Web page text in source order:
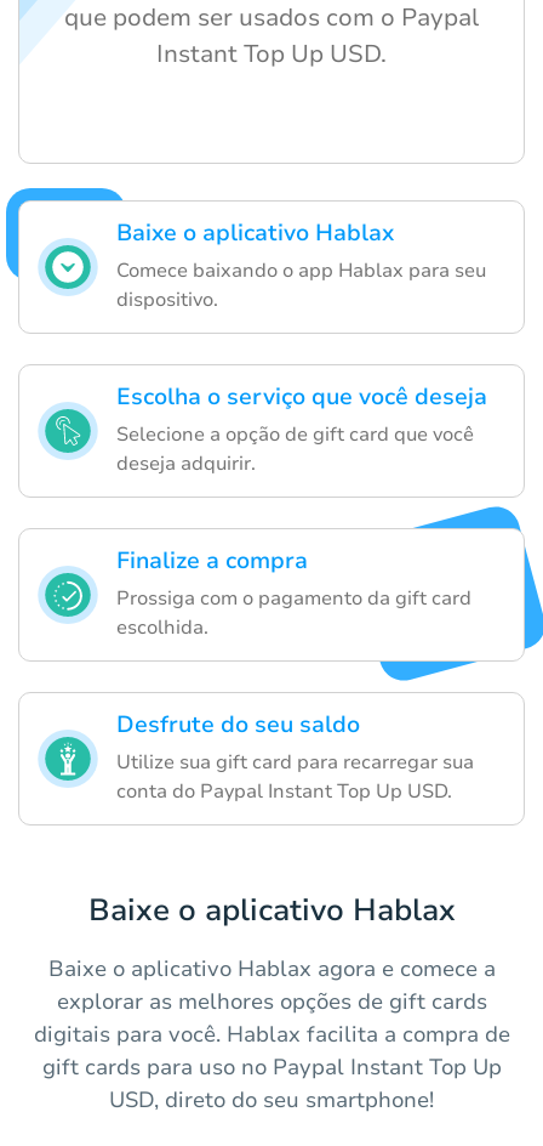
Baixe o aplicativo Hablax
Comece baixando o app Hablax para seu
dispositivo.
Escolha o serviço que você deseja
Selecione a opção de gift card que você
deseja adquirir.
Finalize a compra
Prossiga com o pagamento da gift card
escolhida.
Desfrute do seu saldo
Utilize sua gift card para recarregar sua
conta do Paypal Instant Top Up USD.
que podem ser usados com o Paypal
Instant Top Up USD.
Baixe o aplicativo Hablax
Baixe o aplicativo Hablax agora e comece a
explorar as melhores opções de gift cards
digitais para você. Hablax facilita a compra de
gift cards para uso no Paypal Instant Top Up
USD, direto do seu smartphone!